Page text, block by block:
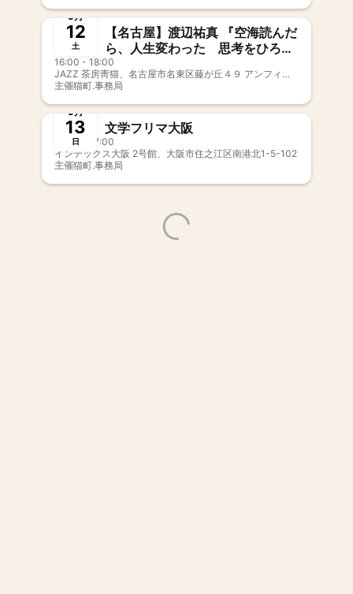
9月
12
土
【名古屋】渡辺祐真 『空海読んだ
ら、人生変わった 思考をひろげ
る仏教入門』
16:00 - 18:00
JAZZ 茶房靑猫、名古屋市名東区藤が丘４９ アンフィニビル Ｂ１Ｆ
主催猫町.事務局
募集中
9月
13
日
文学フリマ大阪
12:00 - 17:00
インテックス大阪 2号館、大阪市住之江区南港北1-5-102
主催猫町.事務局